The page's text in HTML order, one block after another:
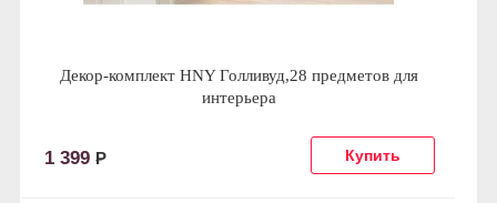
Декор-комплект HNY Голливуд,28 предметов для
интерьера
1 399 Р